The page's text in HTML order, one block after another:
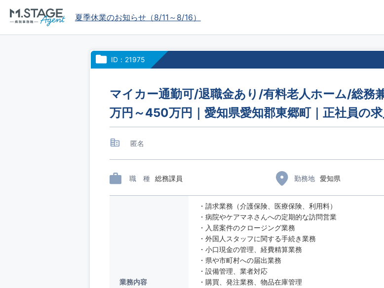
夏季休業のお知らせ（8/11～8/16）
ID：21975
マイカー通勤可/退職金あり/有料老人ホーム/総務
万円～450万円｜愛知県愛知郡東郷町｜正社員の
匿名
職 種 総務課員 勤務地 愛知県
業務内容
・請求業務（介護保険、医療保険、利用料）
・病院やケアマネさんへの定期的な訪問営業
・入居案件のクロージング業務
・外国人スタッフに関する手続き業務
・小口現金の管理、経費精算業務
・県や市町村への届出業務
・設備管理、業者対応
・購買、発注業務、物品在庫管理